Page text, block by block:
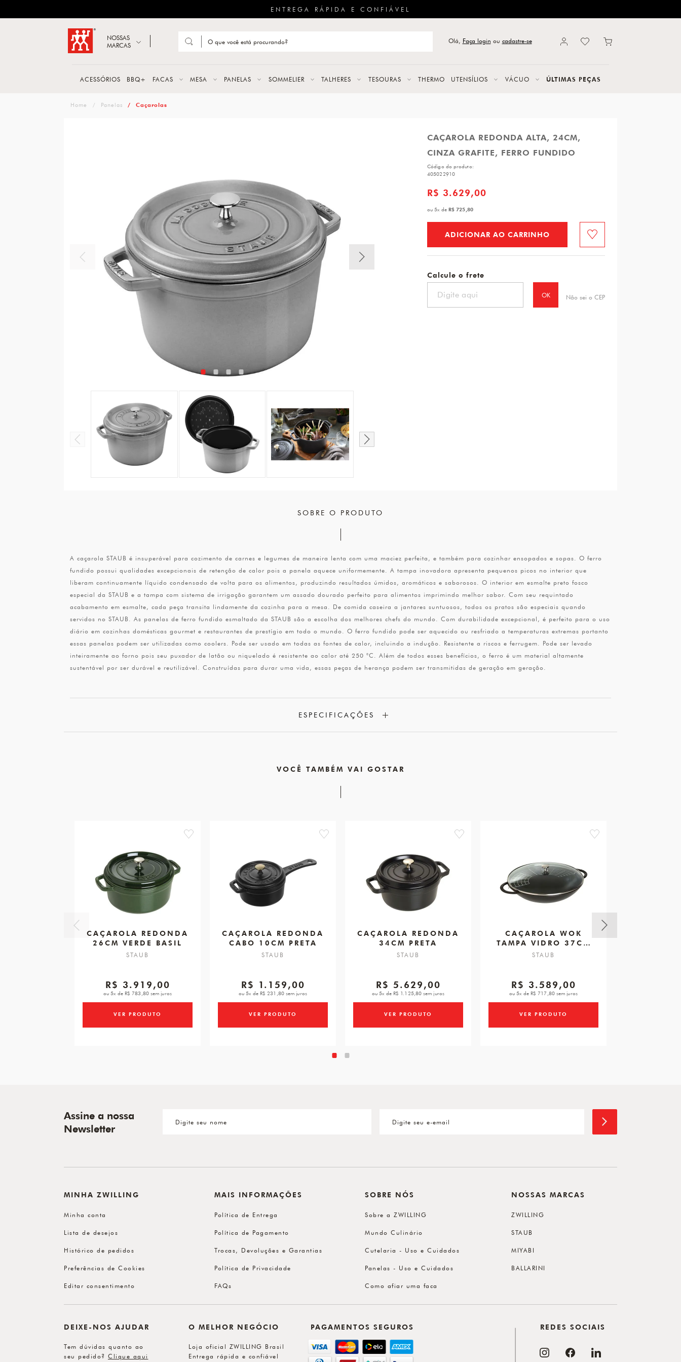
ENTREGA RÁPIDA E CONFIÁVEL
ZWILLING
NOSSAS
MARCAS
FACAS
Olá, Faça login ou cadastre-se
ACESSÓRIOS BBQ+ FACAS MESA PANELAS SOMMELIER TALHERES TESOURAS THERMO UTENSÍLIOS VÁCUO ÚLTIMAS PEÇAS
Panelas Caçarolas
CAÇAROLA REDONDA ALTA, 24CM,
CINZA GRAFITE, FERRO FUNDIDO
Código do produto:
405022910
R$ 3.629,00
ou5x de R$ 725,80
ADICIONAR AO CARRINHO Favorito
Calcule o frete
OK Não sei o CEP
SOBRE O PRODUTO
A caçarola STAUB é insuperável para cozimento de carnes e legumes de maneira lenta com uma maciez perfeita, e também para cozinhar ensopados e sopas. O ferro
fundido possui qualidades excepcionais de retenção de calor pois a panela aquece uniformemente. A tampa inovadora apresenta pequenos picos no interior que
liberam continuamente líquido condensado de volta para os alimentos, produzindo resultados úmidos, aromáticos e saborosos. O interior em esmalte preto fosco
especial da STAUB e a tampa com sistema de irrigação garantem um assado dourado perfeito para alimentos imprimindo melhor sabor. Com seu requintado
acabamento em esmalte, cada peça transita lindamente da cozinha para a mesa. De comida caseira a jantares suntuosos, todos os pratos são especiais quando
servidos no STAUB. As panelas de ferro fundido esmaltado da STAUB são a escolha dos melhores chefs do mundo. Com durabilidade excepcional, é perfeito para o uso
diário em cozinhas domésticas gourmet e restaurantes de prestígio em todo o mundo. O ferro fundido pode ser aquecido ou resfriado a temperaturas extremas portanto
essas panelas podem ser utilizadas como coolers. Pode ser usado em todas as fontes de calor, incluindo a indução. Resistente a riscos e ferrugem. Pode ser levado
inteiramente ao forno pois seu puxador de latão ou niquelado é resistente ao calor até 250 °C. Além de todos esses benefícios, o ferro é um material altamente
sustentável por ser durável e reutilizável. Construídas para durar uma vida, essas peças de herança podem ser transmitidas de geração em geração.
ESPECIFICAÇÕES
VOCÊ TAMBÉM VAI GOSTAR
favorite
CAÇAROLA REDONDA
26CM VERDE BASIL
STAUB
R$ 3.919,00
ou 5x de R$ 783,80 sem juros
VER PRODUTO
favorite
CAÇAROLA REDONDA
CABO 10CM PRETA
STAUB
R$ 1.159,00
ou 5x de R$ 231,80 sem juros
VER PRODUTO
favorite
CAÇAROLA REDONDA
34CM PRETA
STAUB
R$ 5.629,00
ou 5x de R$ 1.125,80 sem juros
VER PRODUTO
favorite
CAÇAROLA WOK
TAMPA VIDRO 37CM
PRETA
STAUB
R$ 3.589,00
ou 5x de R$ 717,80 sem juros
VER PRODUTO
Assine a nossa
Newsletter
MINHA ZWILLING
Minha conta
Lista de desejos
Histórico de pedidos
Preferências de Cookies
Editar consentimento
MAIS INFORMAÇÕES
Política de Entrega
Política de Pagamento
Trocas, Devoluções e Garantias
Política de Privacidade
FAQs
SOBRE NÓS
Sobre a ZWILLING
Mundo Culinário
Cutelaria - Uso e Cuidados
Panelas - Uso e Cuidados
Como afiar uma faca
NOSSAS MARCAS
ZWILLING
STAUB
MIYABI
BALLARINI
DEIXE-NOS AJUDAR
Tem dúvidas quanto ao
seu pedido? Clique aqui
O MELHOR NEGÓCIO
Loja oficial ZWILLING Brasil
Entrega rápida e confiável
PAGAMENTOS SEGUROS REDES SOCIAIS